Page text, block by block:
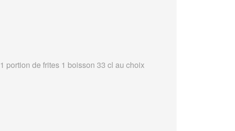
1 portion de frites 1 boisson 33 cl au choix